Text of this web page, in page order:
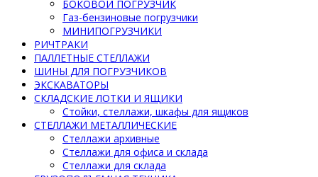
БОКОВОЙ ПОГРУЗЧИК
Газ-бензиновые погрузчики
МИНИПОГРУЗЧИКИ
РИЧТРАКИ
ПАЛЛЕТНЫЕ СТЕЛЛАЖИ
ШИНЫ ДЛЯ ПОГРУЗЧИКОВ
ЭКСКАВАТОРЫ
СКЛАДСКИЕ ЛОТКИ И ЯЩИКИ
Стойки, стеллажи, шкафы для ящиков
СТЕЛЛАЖИ МЕТАЛЛИЧЕСКИЕ
Стеллажи архивные
Стеллажи для офиса и склада
Стеллажи для склада